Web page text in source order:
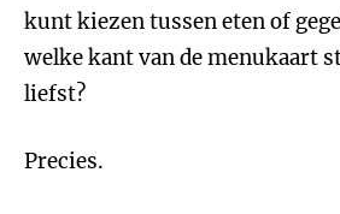
kunt kiezen tussen eten of
welke kant van de menukaart
liefst?
Precies.